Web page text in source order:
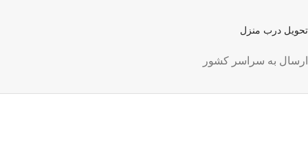
تحویل درب منزل
ارسال به سراسر کشور